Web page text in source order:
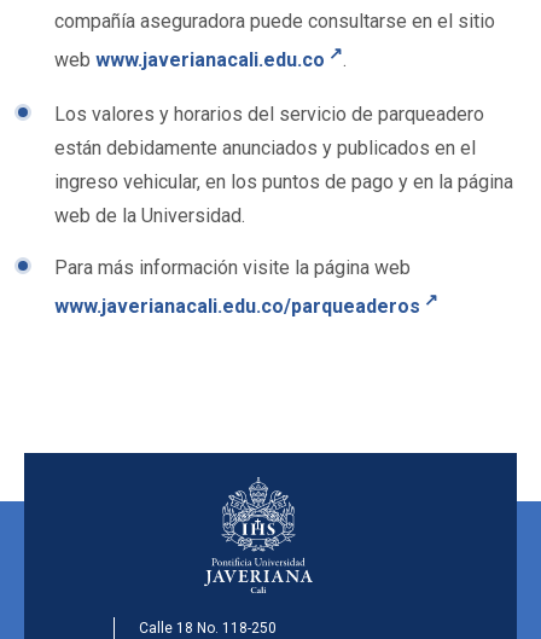
compañía aseguradora puede consultarse en el sitio
web www.javerianacali.edu.co .
Los valores y horarios del servicio de parqueadero
están debidamente anunciados y publicados en el
ingreso vehicular, en los puntos de pago y en la página
web de la Universidad.
Para más información visite la página web
www.javerianacali.edu.co/parqueaderos
Calle 18 No. 118-250